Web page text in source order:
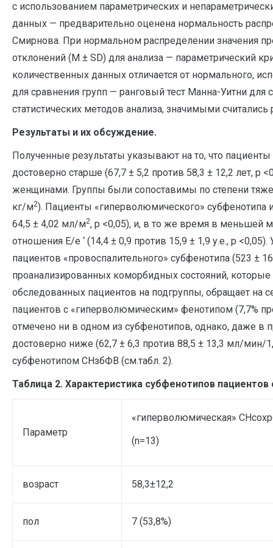
с использованием параметрических и
данных — предварительно оценена нормальность
Смирнова. При нормальном распределении значения
отклонений (М ± SD) для анализа — параметрический
количественных данных отличается от нормального,
для сравнения групп — ранговый тест Манна-Уитни
статистических методов анализа, значимыми
Результаты и их обсуждение.
Полученные результаты указывают на то, что
достоверно старше (67,7 ± 5,2 против 58,3 ± 12,2 лет, р
женщинами. Группы были сопоставимы по степени
кг/м2). Пациенты «гиперволюмического»
64,5 ± 4,02 мл/м2, р <0,05), и, в то же время в меньшей
отношения Е/е ‘ (14,4 ± 0,9 против 15,9 ± 1,9 у.е., р
пациентов «провоспалительного» субфенотипа (523 ±
проанализированных коморбидных состояний,
обследованных пациентов на подгруппы, обращает на
пациентов с «гиперволюмическим» фенотипом (7,7%
отмечено ни в одном из субфенотипов, однако, даже в
достоверно ниже (62,7 ± 6,3 против 88,5 ± 13,3 мл/мин/
субфенотипом СНзбФВ (см.табл. 2).
Таблица 2. Характеристика субфенотипов
Параметр
«гиперволюмическая»
(n=13)
возраст 58,3±12,2
пол 7 (53,8%)